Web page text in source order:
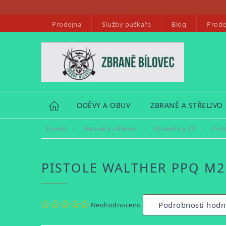
Prodejna Služby puškaře Blog
HOME ODĚVY A OBUV ZBRANĚ A STŘELIVO
Domů / Zbraně a střelivo / Zbraně na ZP /
PISTOLE WALTHER PPQ
hodnocení
Neohodnoceno Podrobnosti